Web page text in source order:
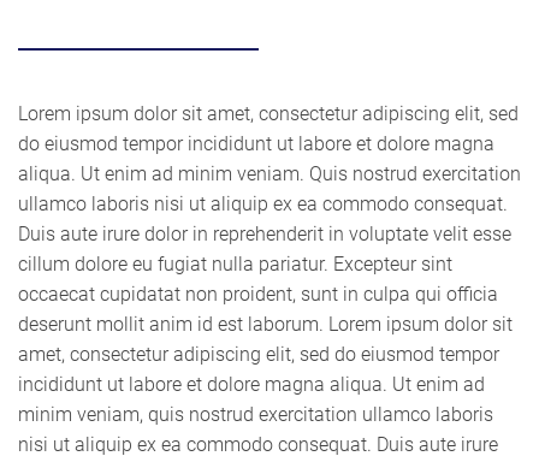
Lorem ipsum dolor sit amet, consectetur adipiscing elit, sed
do eiusmod tempor incididunt ut labore et dolore magna
aliqua. Ut enim ad minim veniam. Quis nostrud exercitation
ullamco laboris nisi ut aliquip ex ea commodo consequat.
Duis aute irure dolor in reprehenderit in voluptate velit esse
cillum dolore eu fugiat nulla pariatur. Excepteur sint
occaecat cupidatat non proident, sunt in culpa qui officia
deserunt mollit anim id est laborum. Lorem ipsum dolor sit
amet, consectetur adipiscing elit, sed do eiusmod tempor
incididunt ut labore et dolore magna aliqua. Ut enim ad
minim veniam, quis nostrud exercitation ullamco laboris
nisi ut aliquip ex ea commodo consequat. Duis aute irure